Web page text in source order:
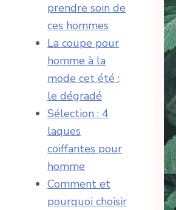
prendre soin de
ces hommes
La coupe pour
homme à la
mode cet été :
le dégradé
Sélection : 4
laques
coiffantes pour
homme
Comment et
pourquoi choisir